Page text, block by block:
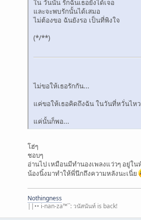
ใน วันนั้น รักฉันเธอยังได้เจอ
และจะพบรักนั้นได้เสมอ
ไม่ต้องขอ ฉันยังรอ เป็นที่พิงใจ
(*/**)
ไม่ขอให้เธอรักกัน...
แค่ขอให้เธอคิดถึงฉัน ในวันที่หวั่นไหว
แค่นั้นก็พอ...
โฮ่ๆ
ชอบๆ
อ่านไป เหมือนมีทำนองเพลงแว่วๆ อยู่ใน
น้องนิ้งมาทำให้พี่นึกถึงความหลังนะเนี่ย
Nothingness
||•• i-nan-za™``: วนัสนันท์ is back!